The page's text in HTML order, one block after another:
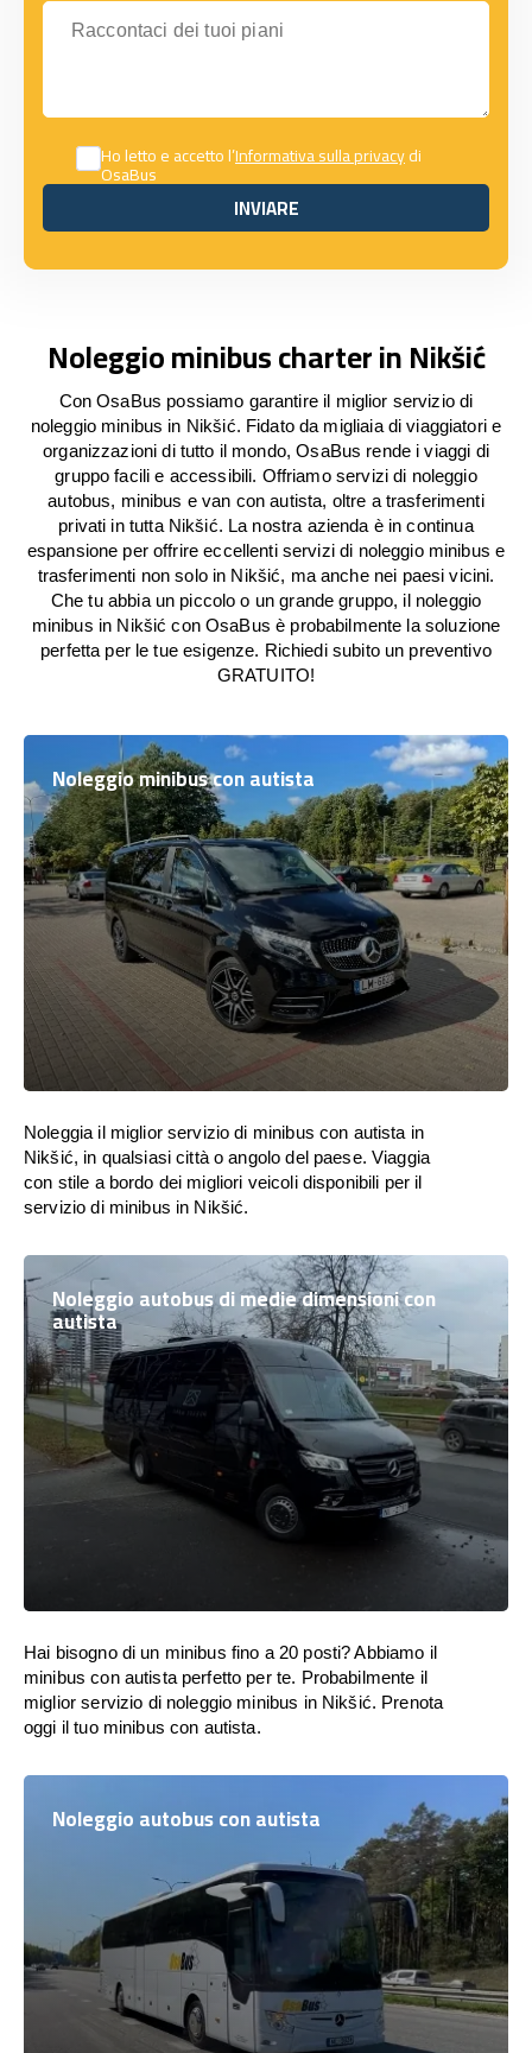
Raccontaci dei tuoi piani
Ho letto e accetto l’Informativa sulla privacydi
OsaBus
INVIARE
INVIARE
Noleggio minibus charter in Nikšić
Con OsaBus possiamo garantire il miglior servizio di
noleggio minibus in Nikšić. Fidato da migliaia di viaggiatori e
organizzazioni di tutto il mondo, OsaBus rende i viaggi di
gruppo facili e accessibili. Offriamo servizi di noleggio
autobus, minibus e van con autista, oltre a trasferimenti
privati in tutta Nikšić. La nostra azienda è in continua
espansione per offrire eccellenti servizi di noleggio minibus e
trasferimenti non solo in Nikšić, ma anche nei paesi vicini.
Che tu abbia un piccolo o un grande gruppo, il noleggio
minibus in Nikšić con OsaBus è probabilmente la soluzione
perfetta per le tue esigenze. Richiedi subito un preventivo
GRATUITO!
Noleggio minibus con autista
Noleggia il miglior servizio di minibus con autista in
Nikšić, in qualsiasi città o angolo del paese. Viaggia
con stile a bordo dei migliori veicoli disponibili per il
servizio di minibus in Nikšić.
Noleggio autobus di medie dimensioni con
autista
Hai bisogno di un minibus fino a 20 posti? Abbiamo il
minibus con autista perfetto per te. Probabilmente il
miglior servizio di noleggio minibus in Nikšić. Prenota
oggi il tuo minibus con autista.
Noleggio autobus con autista